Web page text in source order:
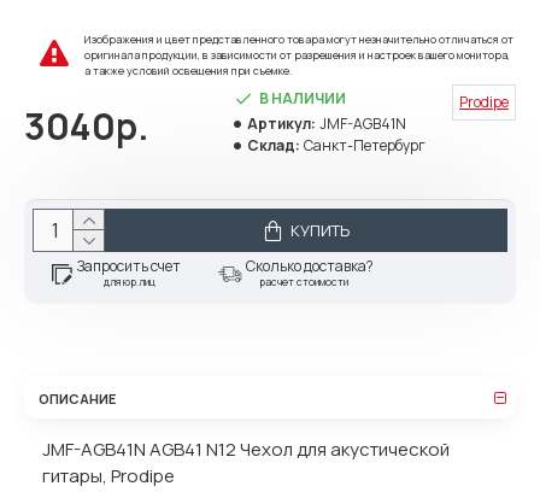
Изображения и цвет представленного товара могут незначительно отличаться от
оригинала продукции, в зависимости от разрешения и настроек вашего монитора,
а также условий освещения при съемке.
3040р.
В НАЛИЧИИ
Артикул: JMF-AGB41N
Склад: Санкт-Петербург
Prodipe
КУПИТЬ
Запросить счет
для юр.лиц
Сколько доставка?
расчет стоимости
ОПИСАНИЕ
JMF-AGB41N AGB41 N12 Чехол для акустической
гитары, Prodipe